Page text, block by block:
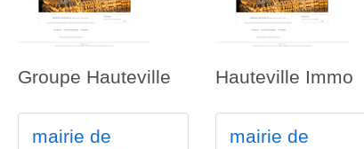
Groupe Hauteville Hauteville Immo
mairie de
mairie de